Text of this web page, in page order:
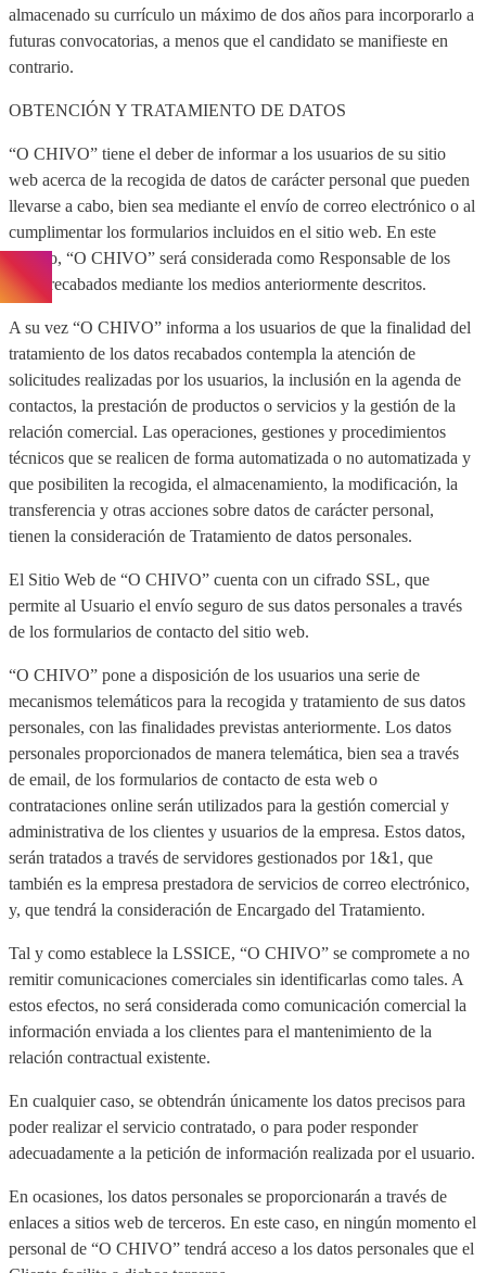
almacenado su currículo un máximo de dos años para incorporarlo a
futuras convocatorias, a menos que el candidato se manifieste en
contrario.
OBTENCIÓN Y TRATAMIENTO DE DATOS
“O CHIVO” tiene el deber de informar a los usuarios de su sitio
web acerca de la recogida de datos de carácter personal que pueden
llevarse a cabo, bien sea mediante el envío de correo electrónico o al
cumplimentar los formularios incluidos en el sitio web. En este
sentido, “O CHIVO” será considerada como Responsable de los
datos recabados mediante los medios anteriormente descritos.
A su vez “O CHIVO” informa a los usuarios de que la finalidad del
tratamiento de los datos recabados contempla la atención de
solicitudes realizadas por los usuarios, la inclusión en la agenda de
contactos, la prestación de productos o servicios y la gestión de la
relación comercial. Las operaciones, gestiones y procedimientos
técnicos que se realicen de forma automatizada o no automatizada y
que posibiliten la recogida, el almacenamiento, la modificación, la
transferencia y otras acciones sobre datos de carácter personal,
tienen la consideración de Tratamiento de datos personales.
El Sitio Web de “O CHIVO” cuenta con un cifrado SSL, que
permite al Usuario el envío seguro de sus datos personales a través
de los formularios de contacto del sitio web.
“O CHIVO” pone a disposición de los usuarios una serie de
mecanismos telemáticos para la recogida y tratamiento de sus datos
personales, con las finalidades previstas anteriormente. Los datos
personales proporcionados de manera telemática, bien sea a través
de email, de los formularios de contacto de esta web o
contrataciones online serán utilizados para la gestión comercial y
administrativa de los clientes y usuarios de la empresa. Estos datos,
serán tratados a través de servidores gestionados por 1&1, que
también es la empresa prestadora de servicios de correo electrónico,
y, que tendrá la consideración de Encargado del Tratamiento.
Tal y como establece la LSSICE, “O CHIVO” se compromete a no
remitir comunicaciones comerciales sin identificarlas como tales. A
estos efectos, no será considerada como comunicación comercial la
información enviada a los clientes para el mantenimiento de la
relación contractual existente.
En cualquier caso, se obtendrán únicamente los datos precisos para
poder realizar el servicio contratado, o para poder responder
adecuadamente a la petición de información realizada por el usuario.
En ocasiones, los datos personales se proporcionarán a través de
enlaces a sitios web de terceros. En este caso, en ningún momento el
personal de “O CHIVO” tendrá acceso a los datos personales que el